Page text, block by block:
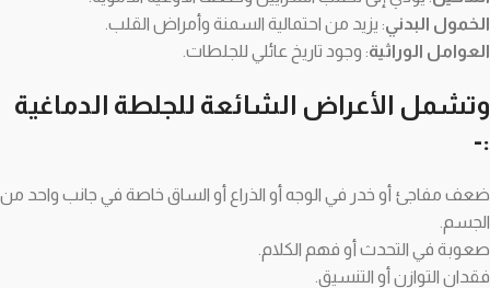
الخمول البدني: يزيد من احتمالية السمنة وأمراض القلب.
العوامل الوراثية: وجود تاريخ عائلي للجلطات.
وتشمل الأعراض الشائعة للجلطة الدماغية
:-
ضعف مفاجئ أو خدر في الوجه أو الذراع أو الساق خاصة في جانب واحد من
الجسم.
صعوبة في التحدث أو فهم الكلام.
فقدان التوازن أو التنسيق.